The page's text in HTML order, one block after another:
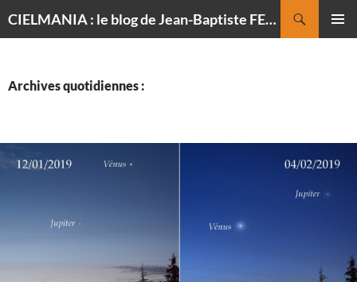
CIELMANIA : le blog de Jean-Baptiste FELDMANN, photographe du ciel
Archives quotidiennes :